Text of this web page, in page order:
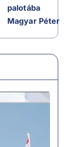
palotába
Magyar Péter